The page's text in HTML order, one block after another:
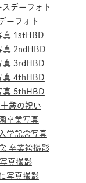
デーフォト
ーフォト
真 1stHBD
真 2ndHBD
真 3rdHBD
真 4thHBD
真 5thHBD
歳の祝い
卒業写真
学記念写真
卒業袴撮影
真撮影
写真撮影